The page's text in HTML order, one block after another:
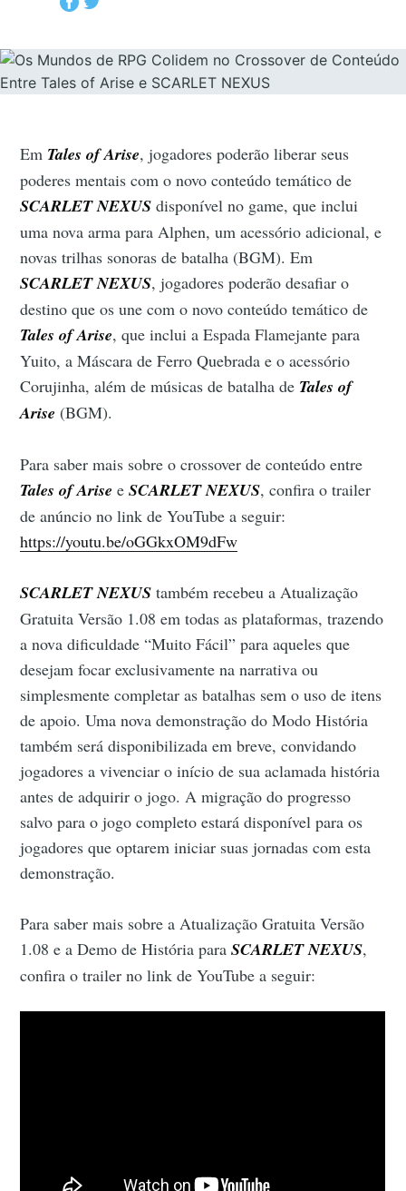
Em Tales of Arise, jogadores poderão liberar seus
poderes mentais com o novo conteúdo temático de
SCARLET NEXUS disponível no game, que inclui
uma nova arma para Alphen, um acessório adicional, e
novas trilhas sonoras de batalha (BGM). Em
SCARLET NEXUS, jogadores poderão desafiar o
destino que os une com o novo conteúdo temático de
Tales of Arise, que inclui a Espada Flamejante para
Yuito, a Máscara de Ferro Quebrada e o acessório
Corujinha, além de músicas de batalha de Tales of
Arise (BGM).
Para saber mais sobre o crossover de conteúdo entre
Tales of AriseeSCARLET NEXUS, confira o trailer
de anúncio no link de YouTube a seguir:
https://youtu.be/oGGkxOM9dFw
SCARLET NEXUStambém recebeu a Atualização
Gratuita Versão 1.08 em todas as plataformas, trazendo
a nova dificuldade “Muito Fácil” para aqueles que
desejam focar exclusivamente na narrativa ou
simplesmente completar as batalhas sem o uso de itens
de apoio. Uma nova demonstração do Modo História
também será disponibilizada em breve, convidando
jogadores a vivenciar o início de sua aclamada história
antes de adquirir o jogo. A migração do progresso
salvo para o jogo completo estará disponível para os
jogadores que optarem iniciar suas jornadas com esta
demonstração.
Para saber mais sobre a Atualização Gratuita Versão
1.08 e a Demo de História paraSCARLET NEXUS,
confira o trailer no link de YouTube a seguir: